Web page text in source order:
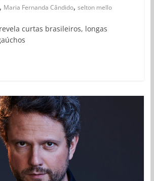
, Maria Fernanda Cândido, selton mello
curtas brasileiros, longas